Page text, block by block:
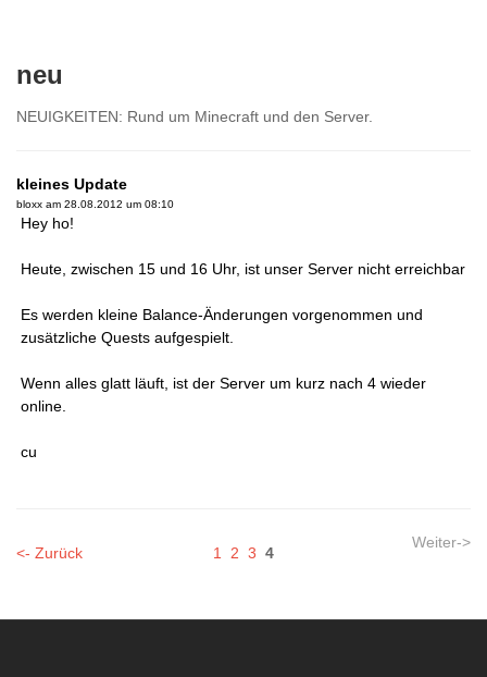
neu
NEUIGKEITEN: Rund um Minecraft und den Server.
kleines Update
bloxx am 28.08.2012 um 08:10
Hey ho!
Heute, zwischen 15 und 16 Uhr, ist unser Server nicht erreichbar
Es werden kleine Balance-Änderungen vorgenommen und
zusätzliche Quests aufgespielt.
Wenn alles glatt läuft, ist der Server um kurz nach 4 wieder
online.
cu
<- Zurück 1 2 3 4
Weiter->